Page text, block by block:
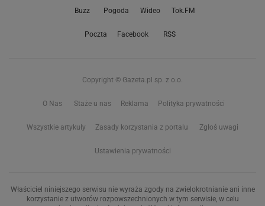
Buzz Pogoda Wideo Tok.FM
Poczta Facebook RSS
Copyright © Gazeta.pl sp. z o.o.
O Nas Staże u nas Reklama Polityka prywatności
Wszystkie artykuły Zasady korzystania z portalu Zgłoś uwagi
Ustawienia prywatności
Właściciel niniejszego serwisu nie wyraża zgody na zwielokrotnianie ani inne
korzystanie z utworów rozpowszechnionych w tym serwisie, w celu